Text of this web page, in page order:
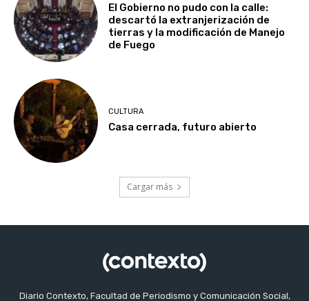
El Gobierno no pudo con la calle:
descartó la extranjerización de
tierras y la modificación de Manejo
de Fuego
CULTURA
Casa cerrada, futuro abierto
Cargar más
Diario Contexto, Facultad de Periodismo y Comunicación Social,